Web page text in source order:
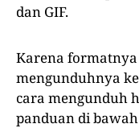
dan GIF.
Karena
mengunduhnya
cara mengunduh
panduan di